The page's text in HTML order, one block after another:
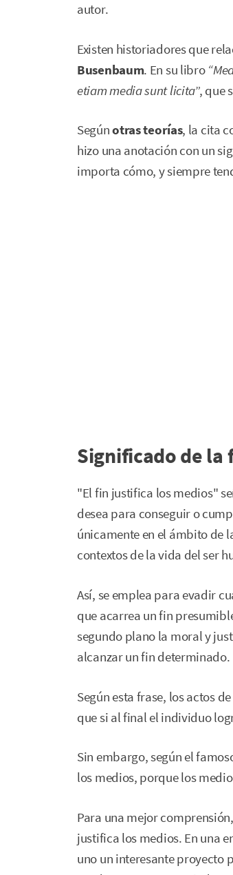
autor.
Existen historiadores que
Busenbaum. En su libro
etiam media sunt licita”, que
Segúnotras teorías, la cita
hizo una anotación con un
importa cómo, y siempre
Significado de la
"El fin justifica los medios"
desea para conseguir o
únicamente en el ámbito de
contextos de la vida del ser
Así, se emplea para evadir
que acarrea un fin
segundo plano la moral y
alcanzar un fin determinado.
Según esta frase, los actos
que si al final el individuo
Sin embargo, según el
los medios, porque los
Para una mejor
justifica los medios. En una
uno un interesante proyecto